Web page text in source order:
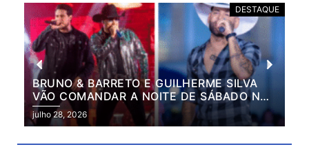
DESTAQUE
BRUNO & BARRETO E GUILHERME SILVA
VÃO COMANDAR A NOITE DE SÁBADO NA
2ª EXPO MARILÂNDIA
julho 28, 2026